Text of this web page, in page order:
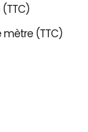
mètre (TTC)